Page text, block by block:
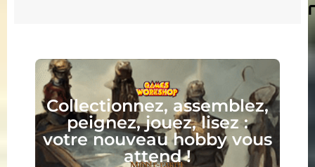
Collectionnez, assemblez,
peignez, jouez, lisez :
votre nouveau hobby vous
attend !